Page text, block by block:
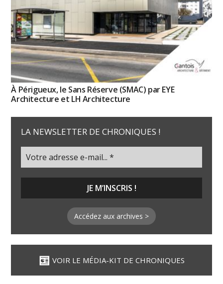
À Périgueux, le Sans Réserve (SMAC) par EYE
Architecture et LH Architecture
LA NEWSLETTER DE CHRONIQUES !
Accédez aux archives >
VOIR LE MÉDIA-KIT DE CHRONIQUES